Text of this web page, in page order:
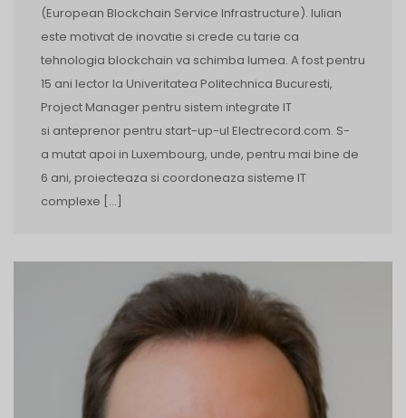
(European Blockchain Service Infrastructure). Iulian
este motivat de inovatie si crede cu tarie ca
tehnologia blockchain va schimba lumea. A fost pentru
15 ani lector la Univeritatea Politechnica Bucuresti,
Project Manager pentru sistem integrate IT
si anteprenor pentru start-up-ul Electrecord.com. S-
a mutat apoi in Luxembourg, unde, pentru mai bine de
6 ani, proiecteaza si coordoneaza sisteme IT
complexe […]